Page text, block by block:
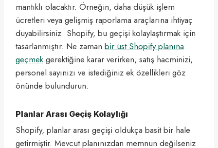
mantıklı olacaktır. Örneğin, daha düşük işlem
ücretleri veya gelişmiş raporlama araçlarına ihtiyaç
duyabilirsiniz. Shopify, bu geçişi kolaylaştırmak için
tasarlanmıştır. Ne zaman bir üst Shopify planına
geçmek gerektiğine karar verirken, satış hacminizi,
personel sayınızı ve istediğiniz ek özellikleri göz
önünde bulundurun.
Planlar Arası Geçiş Kolaylığı
Shopify, planlar arası geçişi oldukça basit bir hale
getirmiştir. Mevcut planınızdan memnun değilseniz